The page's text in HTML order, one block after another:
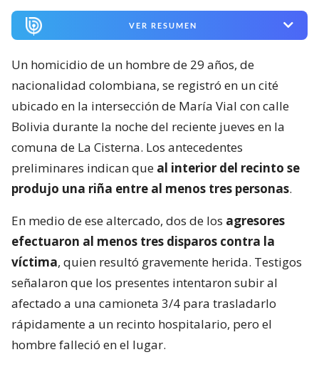
VER RESUMEN
Un homicidio de un hombre de 29 años, de
nacionalidad colombiana, se registró en un cité
ubicado en la intersección de María Vial con calle
Bolivia durante la noche del reciente jueves en la
comuna de La Cisterna. Los antecedentes
preliminares indican que al interior del recinto se
produjo una riña entre al menos tres personas.
En medio de ese altercado, dos de los agresores
efectuaron al menos tres disparos contra la
víctima, quien resultó gravemente herida. Testigos
señalaron que los presentes intentaron subir al
afectado a una camioneta 3/4 para trasladarlo
rápidamente a un recinto hospitalario, pero el
hombre falleció en el lugar.